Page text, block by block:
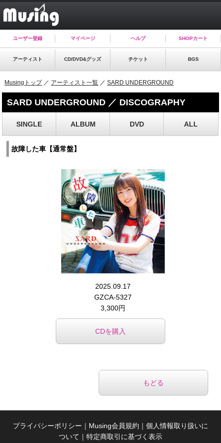
ユーザー登録 マイページ ヘルプ SHOPカート
アーティスト CD/DVD&グッズ チケット BGS
Musingトップ／ アーティスト一覧 ／SARD UNDERGROUND
SARD UNDERGROUND ／ DISCOGRAPHY
SINGLE ALBUM DVD ALL
故障した車【通常盤】
2025.09.17
GZCA-5327
3,300円
CDを購入
もどる
プライバシーポリシー ｜ Musing会員規約 ｜ 個人情報取り扱いに
ついて ｜ 特定商取引に基づく表示